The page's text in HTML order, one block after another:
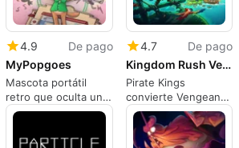
4.9
De pago
MyPopgoes
Mascota portátil
retro que oculta una
supervivencia tensa
historia de POPGOES
4.7
De pago
Kingdom Rush Vengeance: Pirate Kings
Pirate Kings
convierte Vengeance
en un desafío de
defensa de torres
náuticas